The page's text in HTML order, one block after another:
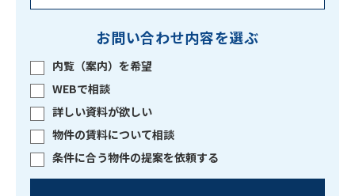
お問い合わせ内容を選ぶ
内覧（案内）を希望
WEBで相談
詳しい資料が欲しい
物件の賃料について相談
条件に合う物件の提案を依頼する